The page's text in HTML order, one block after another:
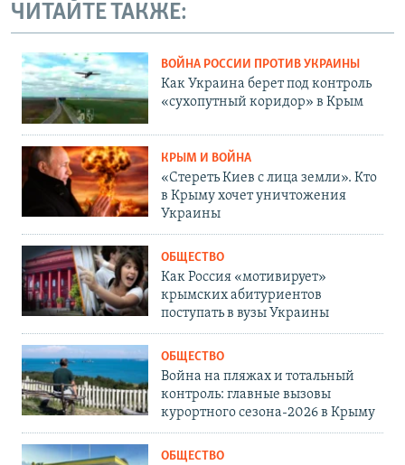
ЧИТАЙТЕ ТАКЖЕ:
ВОЙНА РОССИИ ПРОТИВ УКРАИНЫ
Как Украина берет под контроль
«сухопутный коридор» в Крым
КРЫМ И ВОЙНА
«Стереть Киев с лица земли». Кто
в Крыму хочет уничтожения
Украины
ОБЩЕСТВО
Как Россия «мотивирует»
крымских абитуриентов
поступать в вузы Украины
ОБЩЕСТВО
Война на пляжах и тотальный
контроль: главные вызовы
курортного сезона-2026 в Крыму
ОБЩЕСТВО